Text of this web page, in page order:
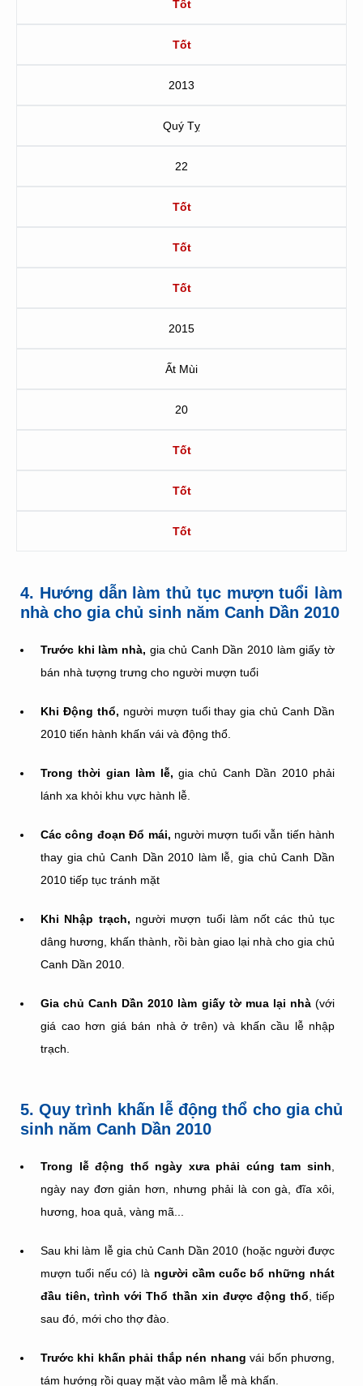
Tốt
Tốt
2013
Quý Tỵ
22
Tốt
Tốt
Tốt
2015
Ất Mùi
20
Tốt
Tốt
Tốt
4. Hướng dẫn làm thủ tục mượn tuổi làm
nhà cho gia chủ sinh năm Canh Dần 2010
Trước khi làm nhà, gia chủ Canh Dần 2010 làm giấy tờ
bán nhà tượng trưng cho người mượn tuổi
Khi Động thổ, người mượn tuổi thay gia chủ Canh Dần
2010 tiến hành khấn vái và động thổ.
Trong thời gian làm lễ, gia chủ Canh Dần 2010 phải
lánh xa khỏi khu vực hành lễ.
Các công đoạn Đổ mái, người mượn tuổi vẫn tiến hành
thay gia chủ Canh Dần 2010 làm lễ, gia chủ Canh Dần
2010 tiếp tục tránh mặt
Khi Nhập trạch, người mượn tuổi làm nốt các thủ tục
dâng hương, khấn thành, rồi bàn giao lại nhà cho gia chủ
Canh Dần 2010.
Gia chủ Canh Dần 2010 làm giấy tờ mua lại nhà(với
giá cao hơn giá bán nhà ở trên) và khấn cầu lễ nhập
trạch.
5. Quy trình khấn lễ động thổ cho gia chủ
sinh năm Canh Dần 2010
Trong lễ động thổ ngày xưa phải cúng tam sinh
ngày nay đơn giản hơn, nhưng phải là con gà, đĩa xôi,
hương, hoa quả, vàng mã...
Sau khi làm lễ gia chủ Canh Dần 2010 (hoặc người được
mượn tuổi nếu có) là người cầm cuốc bổ những nhát
đầu tiên, trình với Thổ thần xin được động thổ , tiếp
sau đó, mới cho thợ đào.
Trước khi khấn phải thắp nén nhang vái bốn phương,
tám hướng rồi quay mặt vào mâm lễ mà khấn.